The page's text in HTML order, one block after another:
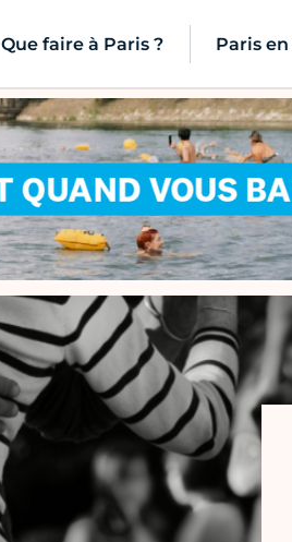
Que faire à Paris ? Paris